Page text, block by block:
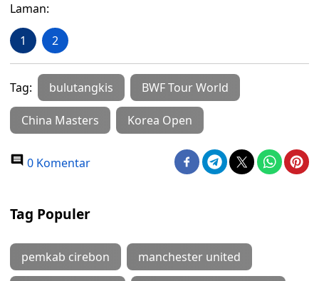
Laman:
1 2
Tag: bulutangkis BWF Tour World
China Masters Korea Open
0 Komentar
Tag Populer
pemkab cirebon manchester united